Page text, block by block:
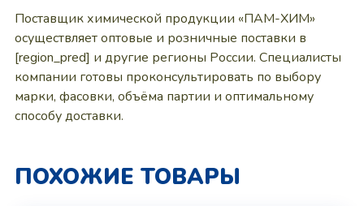
Поставщик химической продукции «ПАМ-ХИМ»
осуществляет оптовые и розничные поставки в
[region_pred] и другие регионы России. Специалисты
компании готовы проконсультировать по выбору
марки, фасовки, объёма партии и оптимальному
способу доставки.
ПОХОЖИЕ ТОВАРЫ